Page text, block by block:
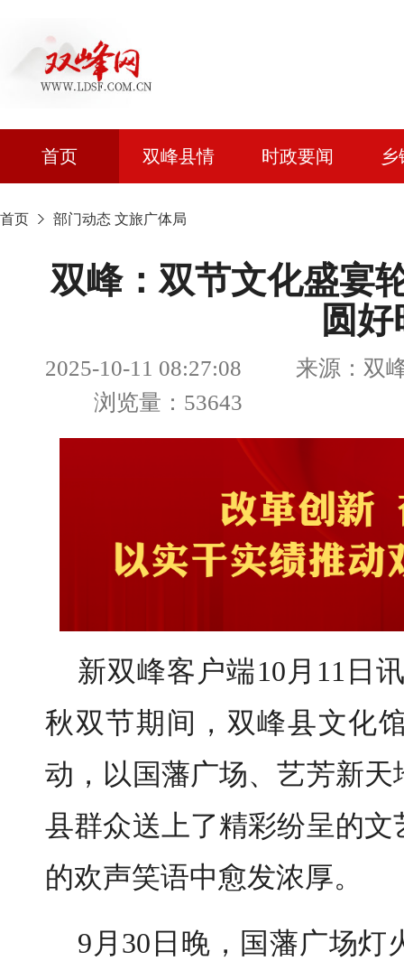
首页 双峰县情 时政要闻
首页 部门动态 文旅广体局
双峰：双节文化盛宴
圆
2025-10-11 08:27:08 来源：双峰
浏览量：53643
新双峰客户端10月11日
秋双节期间，双峰县文化
动，以国藩广场、艺芳新
县群众送上了精彩纷呈的
的欢声笑语中愈发浓厚。
9月30日晚，国藩广场灯